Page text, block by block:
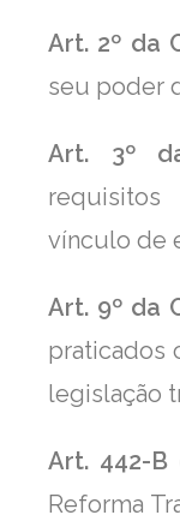
Art. 2º da
seu poder
Art. 3º
vínculo de
Art. 9º da
praticados
legislação
Art. 442-B
Reforma